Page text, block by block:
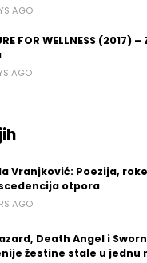
AGO
FOR WELLNESS
AGO
Vranjković: Poezija,
otpora
AGO
Death Angel i
žestine stale u jednu